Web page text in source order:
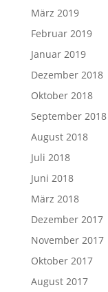
März 2019
Februar 2019
Januar 2019
Dezember 2018
Oktober 2018
September 2018
August 2018
Juli 2018
Juni 2018
März 2018
Dezember 2017
November 2017
Oktober 2017
August 2017